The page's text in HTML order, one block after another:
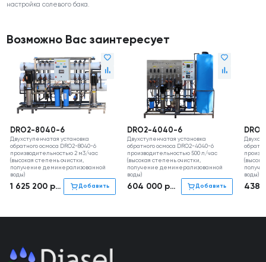
настройка солевого бака.
Возможно Вас заинтересует
DRO2-8040-6
Двухступенчатая установка
обратного осмоса DRO2-8040-6
производительностью 2 м3/час
(высокая степень очистки,
получение деминерализованной
воды)
1 625 200 руб Добавить
DRO2-4040-6
Двухступенчатая установка
обратного осмоса DRO2-4040-6
производительностью 500 л/час
(высокая степень очистки,
получение деминерализованной
воды)
604 000 руб Добавить
воды)
438